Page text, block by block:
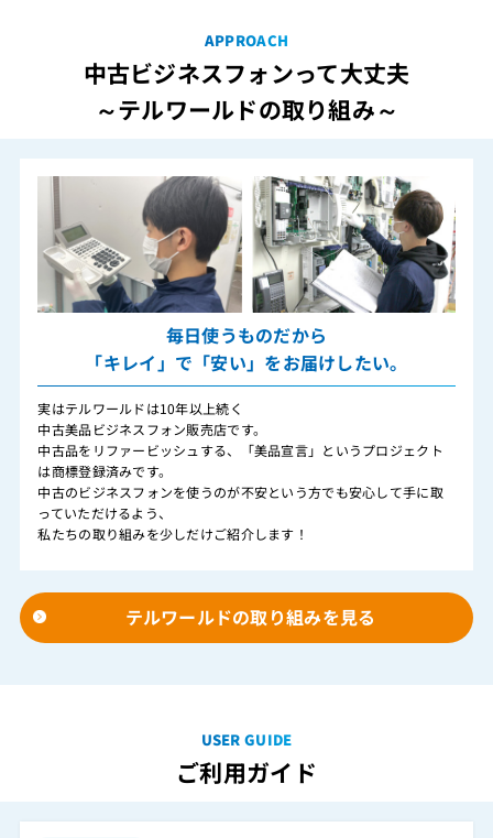
APPROACH
中古ビジネスフォンって大丈夫
～テルワールドの取り組み～
毎日使うものだから
「キレイ」で「安い」をお届けしたい。
実はテルワールドは10年以上続く
中古美品ビジネスフォン販売店です。
中古品をリファービッシュする、「美品宣言」というプロジェクト
は商標登録済みです。
中古のビジネスフォンを使うのが不安という方でも安心して手に取
っていただけるよう、
私たちの取り組みを少しだけご紹介します！
テルワールドの取り組みを見る
USER GUIDE
ご利用ガイド